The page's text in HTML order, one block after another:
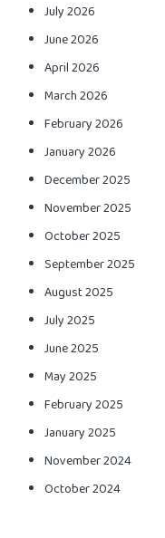
July 2026
June 2026
April 2026
March 2026
February 2026
January 2026
December 2025
November 2025
October 2025
September 2025
August 2025
July 2025
June 2025
May 2025
February 2025
January 2025
November 2024
October 2024